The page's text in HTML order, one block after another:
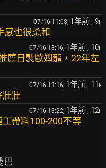
07/16 11:08, 1年前 , 9F
感也很柔和
07/16 13:16, 1年前 , 10F
薦日製歐姆龍，22年左
07/16 13:16, 1年前 , 11 F
壯壯
07/16 13:22, 1年前 , 12F
帶料100-200不等
巴